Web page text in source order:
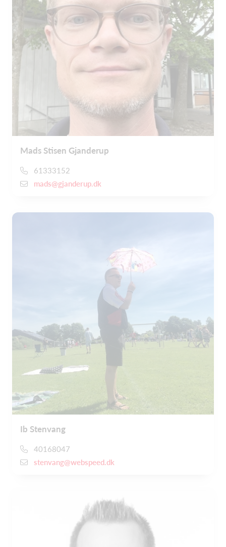
Mads Stisen Gjanderup
61333152
mads@gjanderup.dk
Ib Stenvang
40168047
stenvang@webspeed.dk